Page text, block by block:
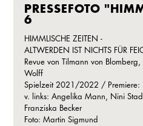
PRESSEFOTO
6
HIMMLISCHE ZEITEN -
ALTWERDEN IST NICHTS FÜR
Revue von Tilmann von
Wolff
Spielzeit 2021/2022 /
v. links: Angelika Mann, Nini
Franziska Becker
Foto: Martin Sigmund